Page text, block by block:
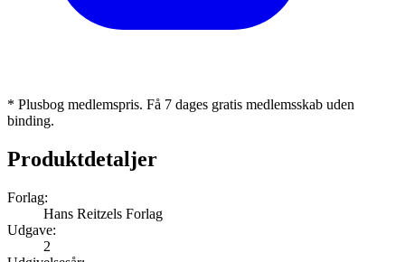
* Plusbog medlemspris. Få 7 dages gratis medlemsskab uden
binding.
Produktdetaljer
Forlag:
Hans Reitzels Forlag
Udgave:
2